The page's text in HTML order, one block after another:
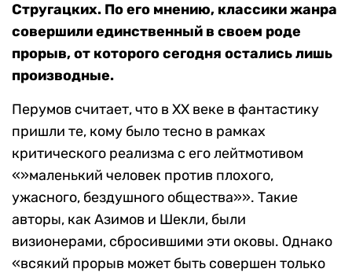
Стругацких. По его мнению, классики жанра
совершили единственный в своем роде
прорыв, от которого сегодня остались лишь
производные.
Перумов считает, что в XX веке в фантастику
пришли те, кому было тесно в рамках
критического реализма с его лейтмотивом
«»маленький человек против плохого,
ужасного, бездушного общества»». Такие
авторы, как Азимов и Шекли, были
визионерами, сбросившими эти оковы. Однако
«всякий прорыв может быть совершен только